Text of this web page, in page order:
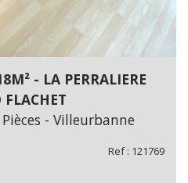
- LA PERRALIERE
- Villeurbanne
Ref : 121769